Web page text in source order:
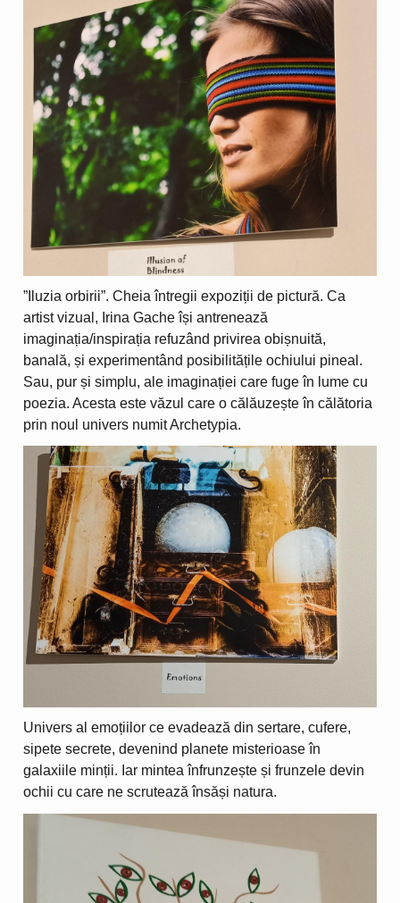
”Iluzia orbirii”. Cheia întregii expoziții de pictură. Ca
artist vizual, Irina Gache își antrenează
imaginația/inspirația refuzând privirea obișnuită,
banală, și experimentând posibilitățile ochiului pineal.
Sau, pur și simplu, ale imaginației care fuge în lume cu
poezia. Acesta este văzul care o călăuzește în călătoria
prin noul univers numit Archetypia.
Univers al emoțiilor ce evadează din sertare, cufere,
sipete secrete, devenind planete misterioase în
galaxiile minții. Iar mintea înfrunzește și frunzele devin
ochii cu care ne scrutează însăși natura.